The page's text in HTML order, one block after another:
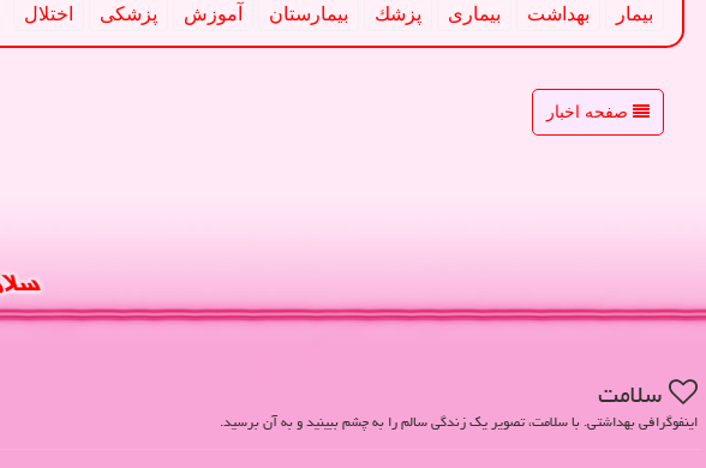
بیمار بهداشت بیماری پزشك بیمارستان آموزش پزشكی اختلال
صفحه اخبار
سلامت
اینفوگرافی بهداشتی. با سلامت، تصویر یک زندگی سالم را به چشم ببینید و به آن برسید.